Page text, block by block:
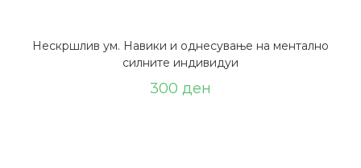
Нескршлив ум. Навики и однесување на ментално
силните индивидуи
300 ден